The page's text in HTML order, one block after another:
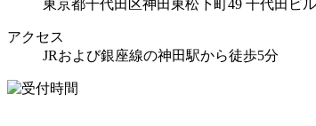
東京都千代田区神田東松下町49 千代田ビ
アクセス
JRおよび銀座線の神田駅から徒歩5分